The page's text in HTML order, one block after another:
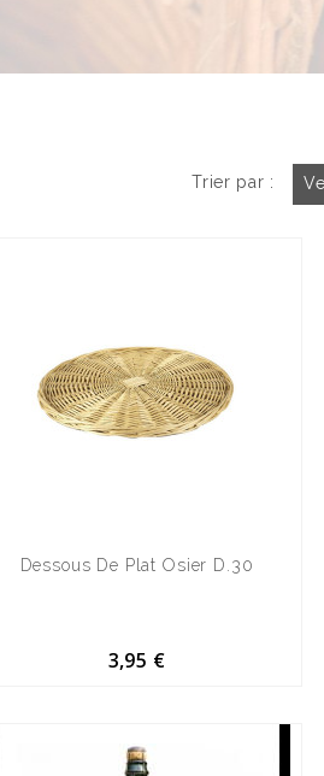
Trier par :
Dessous De Plat Osier D.30
3,95 €